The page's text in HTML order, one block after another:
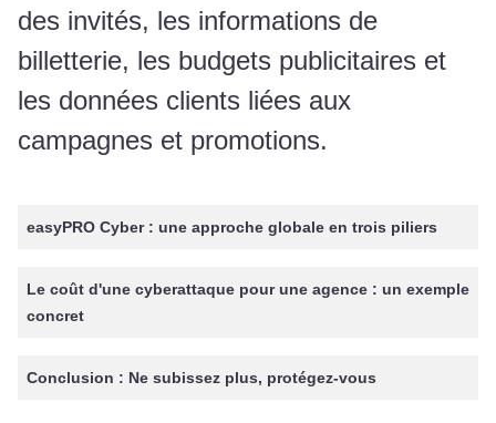
des invités, les informations de
billetterie, les budgets publicitaires et
les données clients liées aux
campagnes et promotions.
easyPRO Cyber : une approche globale en trois piliers
Le coût d'une cyberattaque pour une agence : un exemple
concret
Conclusion : Ne subissez plus, protégez-vous